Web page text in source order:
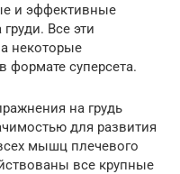
и эффективные
Все эти
некоторые
суперсета.
на грудь
для развития
мышц плечевого
все крупные